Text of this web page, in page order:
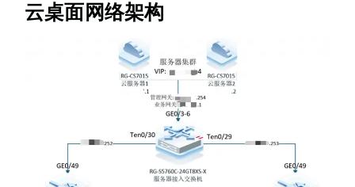
云桌面网络架构